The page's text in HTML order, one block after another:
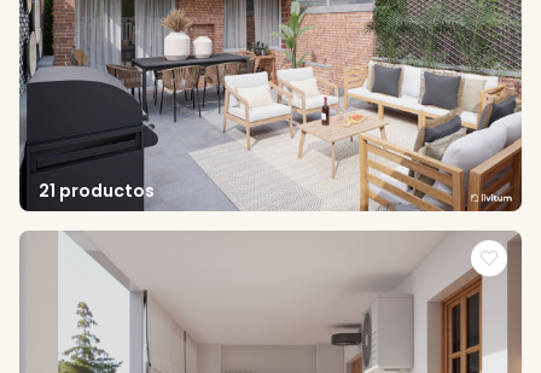
21 productos